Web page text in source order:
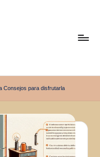
Consejos para disfrutarla